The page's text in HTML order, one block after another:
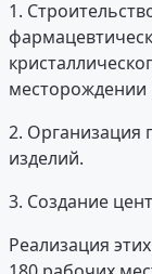
1.
месторождении
2. Организация
изделий.
3. Создание
Реализация